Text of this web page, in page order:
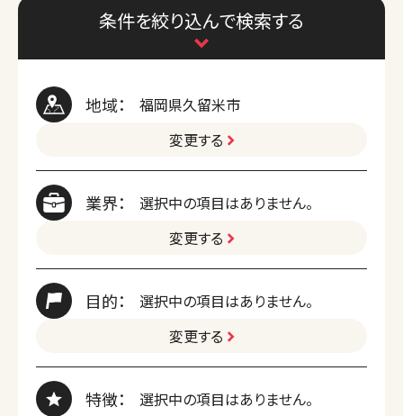
条件を絞り込んで検索する
地域：
福岡県久留米市
変更する
業界：
選択中の項目はありません。
変更する
目的：
選択中の項目はありません。
変更する
特徴：
選択中の項目はありません。